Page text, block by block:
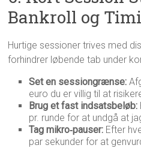
Bankroll og
Hurtige sessioner trives med
forhindrer løbende tab under
Set en sessiongrænse:
euro du er villig til at
Brug et fast indsatsbeløb:
pr. runde for at undgå at
Tag mikro‑pauser: Efter
par sekunder for at